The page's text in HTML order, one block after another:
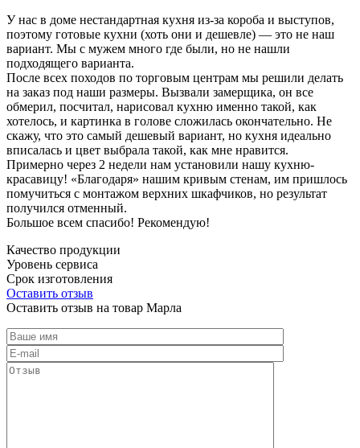
У нас в доме нестандартная кухня из-за короба и выступов,
поэтому готовые кухни (хоть они и дешевле) — это не наш
вариант. Мы с мужем много где были, но не нашли
подходящего варианта.
После всех походов по торговым центрам мы решили делать
на заказ под наши размеры. Вызвали замерщика, он все
обмерил, посчитал, нарисовал кухню именно такой, как
хотелось, и картинка в голове сложилась окончательно. Не
скажу, что это самый дешевый вариант, но кухня идеально
вписалась и цвет выбрала такой, как мне нравится.
Примерно через 2 недели нам установили нашу кухню-
красавицу! «Благодаря» нашим кривым стенам, им пришлось
помучиться с монтажом верхних шкафчиков, но результат
получился отменный.
Большое всем спасибо! Рекомендую!
Качество продукции
Уровень сервиса
Срок изготовления
Оставить отзыв
Оставить отзыв на товар Марла